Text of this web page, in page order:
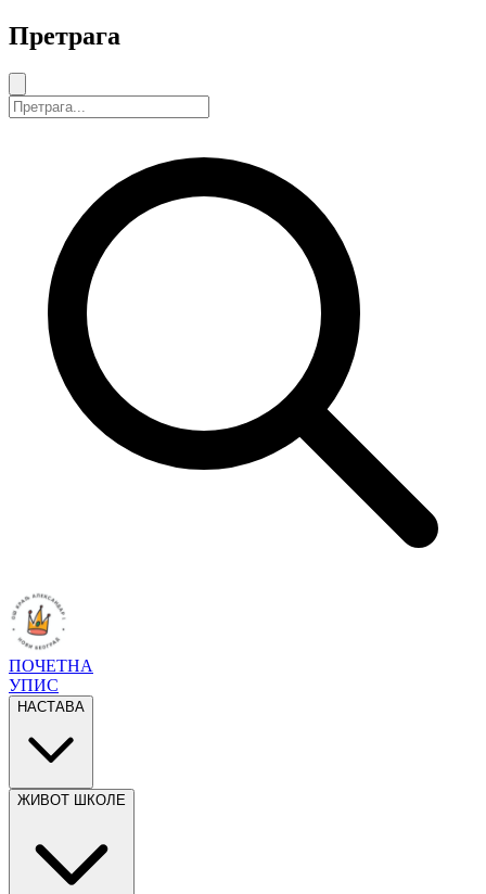
Претрага
ПОЧЕТНА
УПИС
НАСТАВА
ЖИВОТ ШКОЛЕ